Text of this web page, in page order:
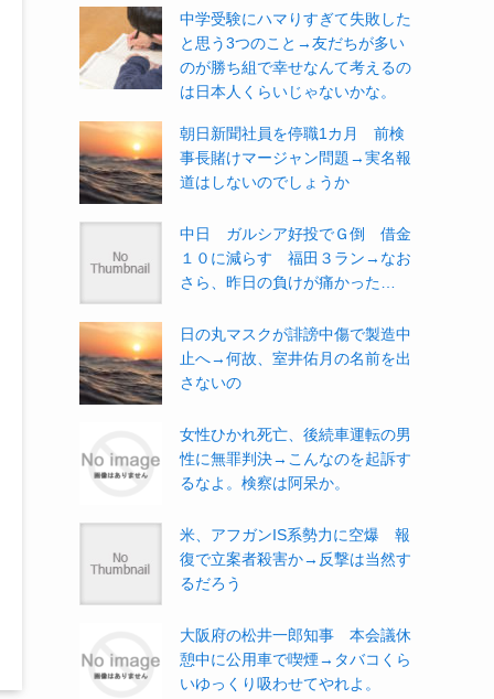
中学受験にハマりすぎて失敗した
と思う3つのこと→友だちが多い
のが勝ち組で幸せなんて考えるの
は日本人くらいじゃないかな。
朝日新聞社員を停職1カ月 前検
事長賭けマージャン問題→実名報
道はしないのでしょうか
中日 ガルシア好投でＧ倒 借金
１０に減らす 福田３ラン→なお
さら、昨日の負けが痛かった…
日の丸マスクが誹謗中傷で製造中
止へ→何故、室井佑月の名前を出
さないの
女性ひかれ死亡、後続車運転の男
性に無罪判決→こんなのを起訴す
るなよ。検察は阿呆か。
米、アフガンIS系勢力に空爆 報
復で立案者殺害か→反撃は当然す
るだろう
大阪府の松井一郎知事 本会議休
憩中に公用車で喫煙→タバコくら
いゆっくり吸わせてやれよ。